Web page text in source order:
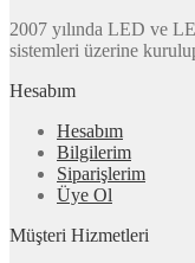
2007 yılında LED ve
sistemleri üzerine
Hesabım
Hesabım
Bilgilerim
Siparişlerim
Üye Ol
Müşteri Hizmetleri